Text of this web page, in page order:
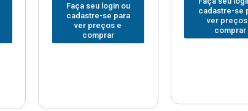
Faça seu login ou
cadastre-se para
ver preços e
comprar
cadastre-se
ver preços
comprar